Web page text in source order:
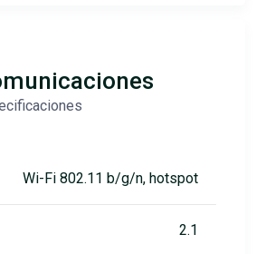
Wi-Fi 802.11 b/g/n, hotspot
2.1